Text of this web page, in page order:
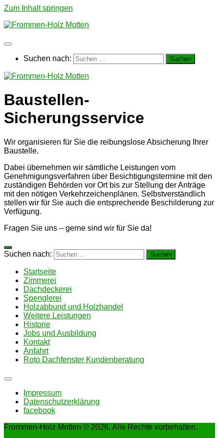
Zum Inhalt springen
Suchen nach:
Baustellen-
Sicherungsservice
Wir organisieren für Sie die reibungslose Absicherung Ihrer
Baustelle.
Dabei übernehmen wir sämtliche Leistungen vom
Genehmigungsverfahren über Besichtigungstermine mit den
zuständigen Behörden vor Ort bis zur Stellung der Anträge
mit den nötigen Verkehrzeichenplänen. Selbstverständlich
stellen wir für Sie auch die entsprechende Beschilderung zur
Verfügung.
Fragen Sie uns – gerne sind wir für Sie da!
Suchen nach:
Startseite
Zimmerei
Dachdeckerei
Spenglerei
Holzabbund und Holzhandel
Weitere Leistungen
Historie
Jobs und Ausbildung
Kontakt
Anfahrt
Roto Dachfenster Kundenberatung
Impressum
Datenschutzerklärung
facebook
Frommen-Holz Motten © 2026. Alle Rechte vorbehalten.